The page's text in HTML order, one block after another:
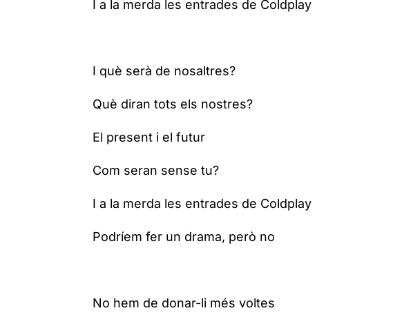
I a la merda les entrades de Coldplay
I què serà de nosaltres?
Què diran tots els nostres?
El present i el futur
Com seran sense tu?
I a la merda les entrades de Coldplay
Podríem fer un drama, però no
No hem de donar-li més voltes